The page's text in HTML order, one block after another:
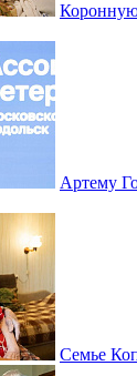
Коронную
Артему
Семье